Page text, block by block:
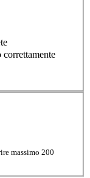
massimo 200